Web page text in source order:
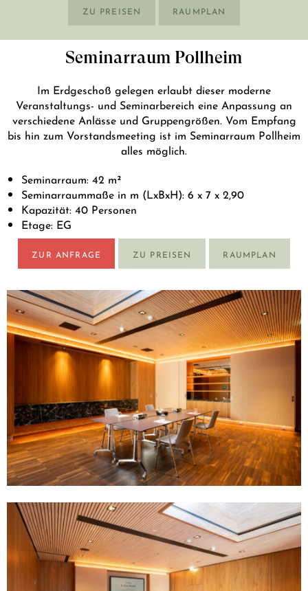
ZU PREISEN RAUMPLAN
Seminarraum Pollheim
Im Erdgeschoß gelegen erlaubt dieser moderne
Veranstaltungs- und Seminarbereich eine Anpassung an
verschiedene Anlässe und Gruppengrößen. Vom Empfang
bis hin zum Vorstandsmeeting ist im Seminarraum Pollheim
alles möglich.
Seminarraum: 42 m²
Seminarraummaße in m (LxBxH): 6 x 7 x 2,90
Kapazität: 40 Personen
Etage: EG
ZUR ANFRAGE ZU PREISEN RAUMPLAN